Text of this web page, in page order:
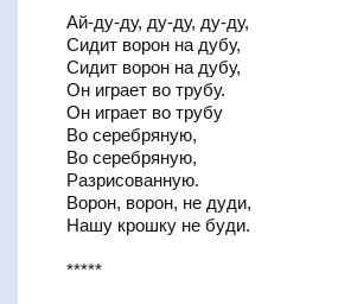
Ай-ду-ду, ду-ду, ду-ду,
Сидит ворон на дубу,
Сидит ворон на дубу,
Он играет во трубу.
Он играет во трубу
Во серебряную,
Во серебряную,
Разрисованную.
Ворон, ворон, не дуди,
Нашу крошку не буди.
*****